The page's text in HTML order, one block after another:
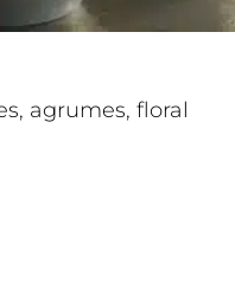
agrumes, floral